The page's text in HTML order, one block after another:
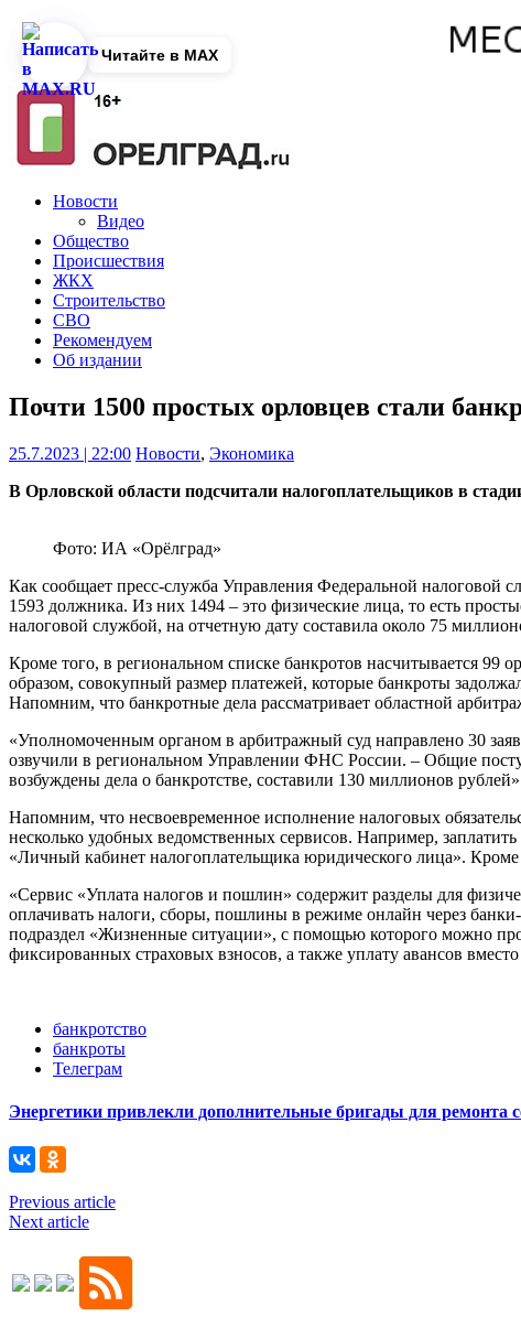
Новости
Видео
Общество
Происшествия
ЖКХ
Строительство
СВО
Рекомендуем
Об издании
Почти 1500 простых орловцев стали
25.7.2023 | 22:00 Новости, Экономика
В Орловской области подсчитали налогоплательщиков в
Фото: ИА «Орёлград»
Как сообщает пресс-служба Управления Федеральной налоговой
1593 должника. Из них 1494 – это физические лица, то есть
налоговой службой, на отчетную дату составила около 75
Кроме того, в региональном списке банкротов насчитывается 99
образом, совокупный размер платежей, которые банкроты
Напомним, что банкротные дела рассматривает областной
«Уполномоченным органом в арбитражный суд направлено 30
озвучили в региональном Управлении ФНС России. – Общие
возбуждены дела о банкротстве, составили 130 миллионов
Напомним, что несвоевременное исполнение налоговых
несколько удобных ведомственных сервисов. Например,
«Личный кабинет налогоплательщика юридического лица».
«Сервис «Уплата налогов и пошлин» содержит разделы для
оплачивать налоги, сборы, пошлины в режиме онлайн через
подраздел «Жизненные ситуации», с помощью которого можно
фиксированных страховых взносов, а также уплату авансов
банкротство
банкроты
Телеграм
Энергетики привлекли дополнительные бригады для ремонта
Previous article
Next article
Читайте в MAX